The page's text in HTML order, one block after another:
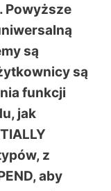
Powyższe
są
są
funkcji
jak
z
aby